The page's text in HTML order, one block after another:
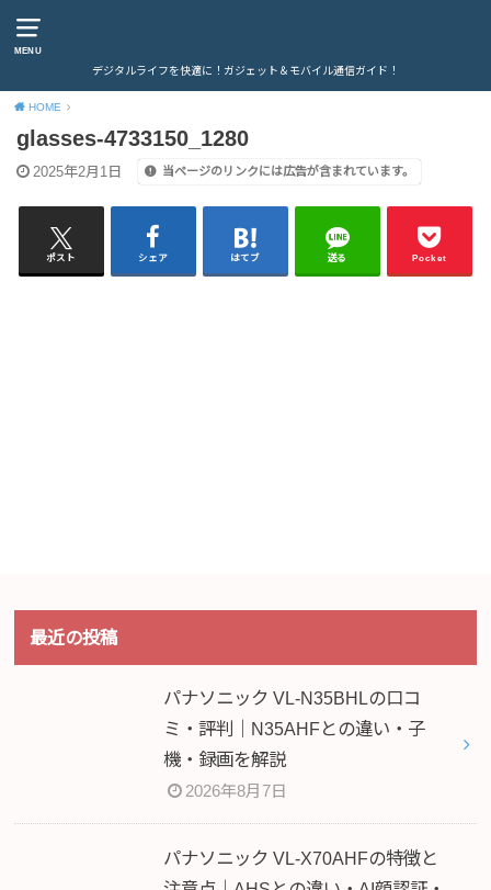
MENU
デジタルライフを快適に！ガジェット＆モバイル通信ガイド！
HOME
glasses-4733150_1280
2025年2月1日 当ページのリンクには広告が含まれています。
ポスト シェア はてブ 送る Pocket
最近の投稿
パナソニック VL-N35BHLの口コ
ミ・評判｜N35AHFとの違い・子
機・録画を解説
2026年8月7日
パナソニック VL-X70AHFの特徴と